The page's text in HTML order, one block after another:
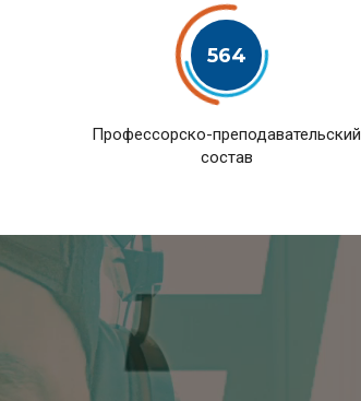
564
Профессорско-преподавательский
состав